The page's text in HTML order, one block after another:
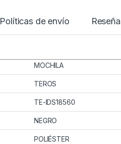
Políticas de envío
MOCHILA
TEROS
TE-IDS18560
NEGRO
POLIÉSTER